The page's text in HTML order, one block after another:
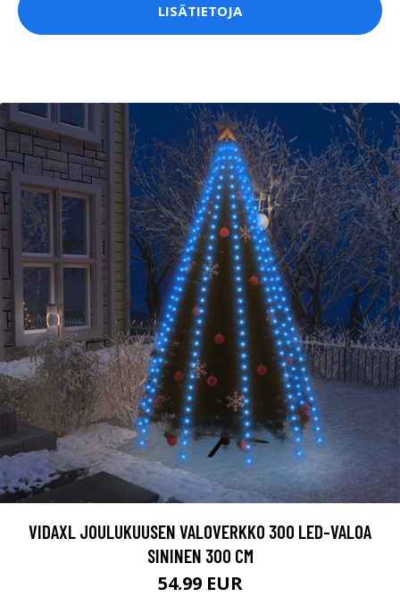
LISÄTIETOJA
VIDAXL JOULUKUUSEN VALOVERKKO 300 LED-VALOA
SININEN 300 CM
54.99 EUR